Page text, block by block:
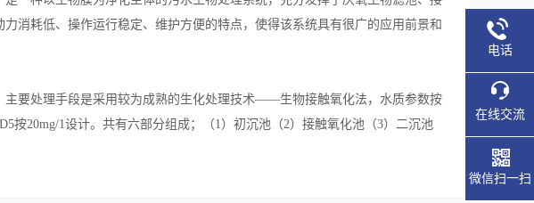
消耗低、操作运行稳定、维护方便的特点，使得该系统具有很广的应用前景和
要处理手段是采用较为成熟的生化处理技术——生物接触氧化法，水质参数按
按20mg/1设计。共有六部分组成；（1）初沉池（2）接触氧化池（3）二沉池
电话
在线交流
微信扫一扫